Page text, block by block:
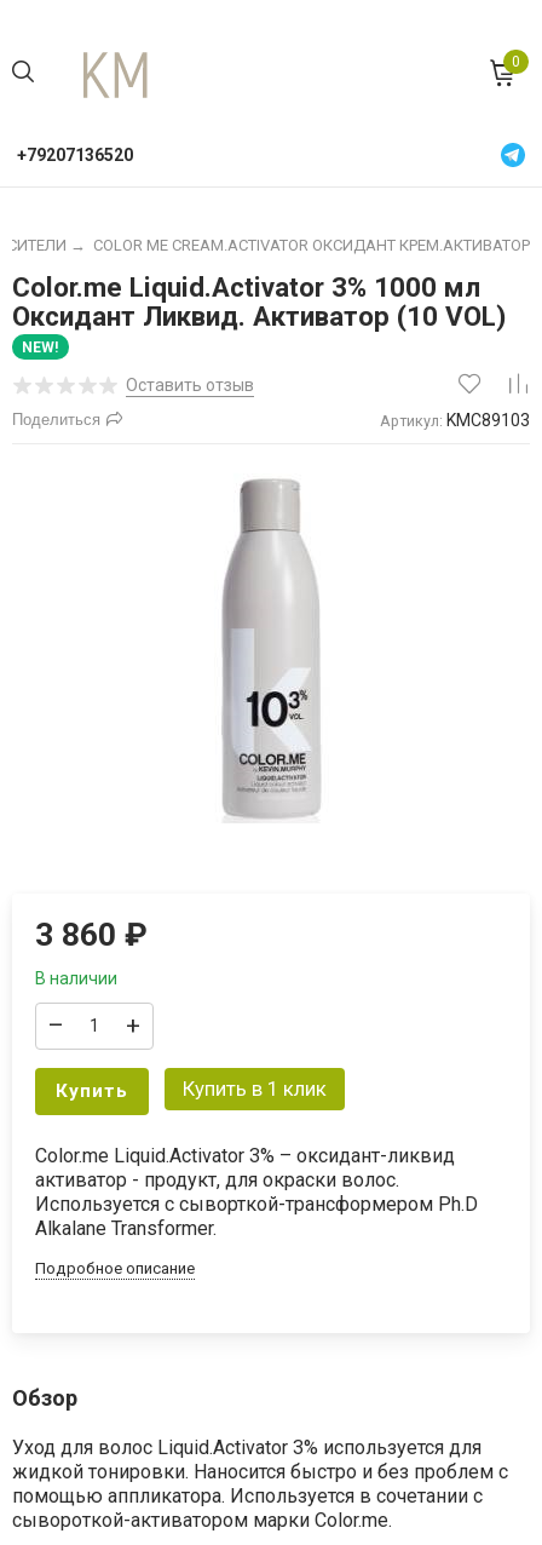
0
+79207136520
→ COLOR ME CREAM.ACTIVATOR ОКСИДАНТ КРЕМ.АКТИВАТОР
Color.me Liquid.Activator 3% 1000 мл
Оксидант Ликвид. Активатор (10 VOL)
NEW!
Оставить отзыв
Поделиться Артикул: KMC89103
3 860₽
В наличии
– +
Купить Купить в 1 клик
Color.me Liquid.Activator 3% – оксидант-ликвид
активатор - продукт, для окраски волос.
Используется с сыворткой-трансформером Ph.D
Alkalane Transformer.
Подробное описание
Обзор
Уход для волос Liquid.Activator 3% используется для
жидкой тонировки. Наносится быстро и без проблем с
помощью аппликатора. Используется в сочетании с
сывороткой-активатором марки Color.me.